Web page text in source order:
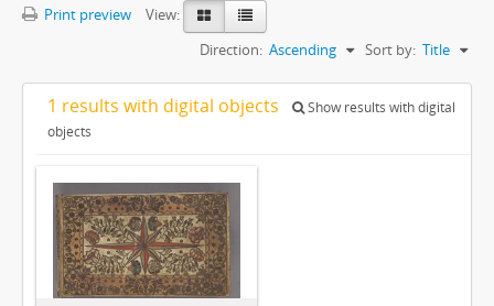
Print preview
View:
Sort by: Title
Direction: Ascending
1 results with digital objects
Show results with digital
objects